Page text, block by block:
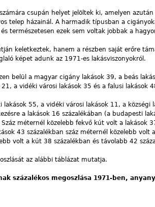
csupán helyet jelöltek ki, amelyen
telep házainál. A harmadik típusban a
természetesen ezek sem voltak jobbak a
keletkeztek, hanem a részben saját erőre
képet adunk az 1971-es lakásviszonyokról.
belül a magyar cigány lakások 39, a beás
a vidéki városi lakások 35 és a falusi lakások
55, a vidéki városi lakások 11, a községi
a lakások 16 százalékában (a budapesti
méternél közelebb fekvő kút volt a lakások
43 százalékban száz méternél közelebb volt
volt a kút 38 százalékban és távolabb 42
az alábbi táblázat mutatja.
százalékos megoszlása 1971-ben,